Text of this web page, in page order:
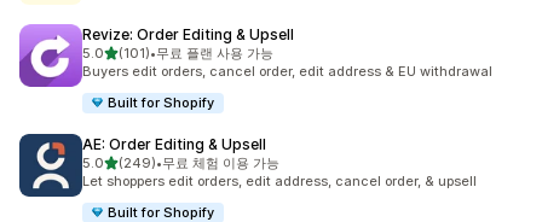
Revize: Order Editing & Upsell
5.0별 5개 중
(101)
총 리뷰 101개
•무료 플랜 사용 가능
Buyers edit orders, cancel order, edit address & EU withdrawal
Built for Shopify
AE: Order Editing & Upsell
5.0별 5개 중
(249)
총 리뷰 249개
•무료 체험 이용 가능
Let shoppers edit orders, edit address, cancel order, & upsell
Built for Shopify